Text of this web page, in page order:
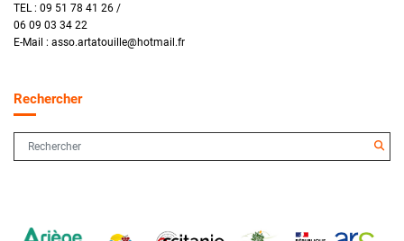
TEL : 09 51 78 41 26 /
06 09 03 34 22
E-Mail : asso.artatouille@hotmail.fr
Rechercher